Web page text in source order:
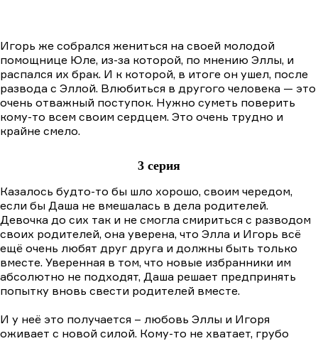
Игорь же собрался жениться на своей молодой
помощнице Юле, из-за которой, по мнению Эллы, и
распался их брак. И к которой, в итоге он ушел, после
развода с Эллой. Влюбиться в другого человека — это
очень отважный поступок. Нужно суметь поверить
кому-то всем своим сердцем. Это очень трудно и
крайне смело.
3 серия
Казалось будто-то бы шло хорошо, своим чередом,
если бы Даша не вмешалась в дела родителей.
Девочка до сих так и не смогла смириться с разводом
своих родителей, она уверена, что Элла и Игорь всё
ещё очень любят друг друга и должны быть только
вместе. Уверенная в том, что новые избранники им
абсолютно не подходят, Даша решает предпринять
попытку вновь свести родителей вместе.
И у неё это получается – любовь Эллы и Игоря
оживает с новой силой. Кому-то не хватает, грубо